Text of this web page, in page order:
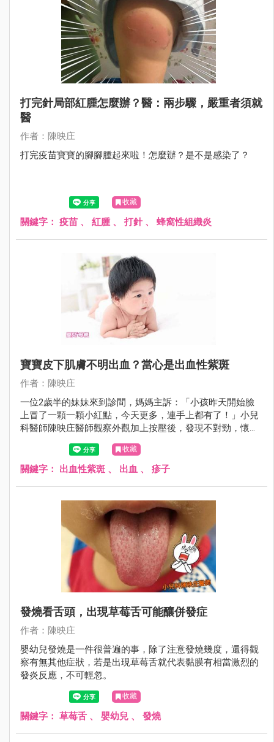
打完針局部紅腫怎麼辦？醫：兩步驟，嚴重者須就
醫
作者：陳映庄
打完疫苗寶寶的腳腳腫起來啦！怎麼辦？是不是感染了？
收藏
關鍵字： 疫苗 、 紅腫、 打針 、 蜂窩性組織炎
寶寶皮下肌膚不明出血？當心是出血性紫斑
作者：陳映庄
一位2歲半的妹妹來到診間，媽媽主訴：「小孩昨天開始臉
上冒了一顆一顆小紅點，今天更多，連手上都有了！」小兒
科醫師陳映庄醫師觀察外觀加上按壓後，發現不對勁，懷疑
是出血性紫斑。
收藏
關鍵字： 出血性紫斑 、 出血 、 疹子
發燒看舌頭，出現草莓舌可能釀併發症
作者：陳映庄
嬰幼兒發燒是一件很普遍的事，除了注意發燒幾度，還得觀
察有無其他症狀，若是出現草莓舌就代表黏膜有相當激烈的
發炎反應，不可輕忽。
收藏
關鍵字： 草莓舌 、 嬰幼兒 、 發燒